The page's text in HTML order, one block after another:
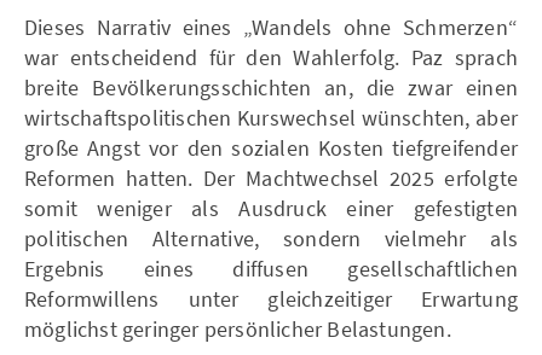
Dieses Narrativ eines „Wandels ohne Schmerzen“
war entscheidend für den Wahlerfolg. Paz sprach
breite Bevölkerungsschichten an, die zwar einen
wirtschaftspolitischen Kurswechsel wünschten, aber
große Angst vor den sozialen Kosten tiefgreifender
Reformen hatten. Der Machtwechsel 2025 erfolgte
somit weniger als Ausdruck einer gefestigten
politischen Alternative, sondern vielmehr als
Ergebnis eines diffusen gesellschaftlichen
Reformwillens unter gleichzeitiger Erwartung
möglichst geringer persönlicher Belastungen.